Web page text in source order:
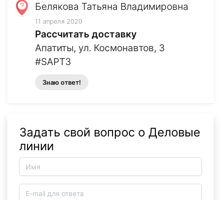
Белякова Татьяна Владимировна
11 апреля 2020
Рассчитать доставку
Апатиты, ул. Космонавтов, 3
#SAPT3
Знаю ответ!
Задать свой вопрос о Деловые
линии